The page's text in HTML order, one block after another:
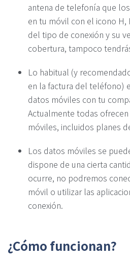
antena de telefonía que
en tu móvil con el icono H,
del tipo de conexión y su
cobertura, tampoco
Lo habitual (y
en la factura del teléfono)
datos móviles con tu
Actualmente todas
móviles, incluidos planes
Los datos móviles se
dispone de una cierta
ocurre, no podremos
móvil o utilizar las
conexión.
¿Cómo funcionan?